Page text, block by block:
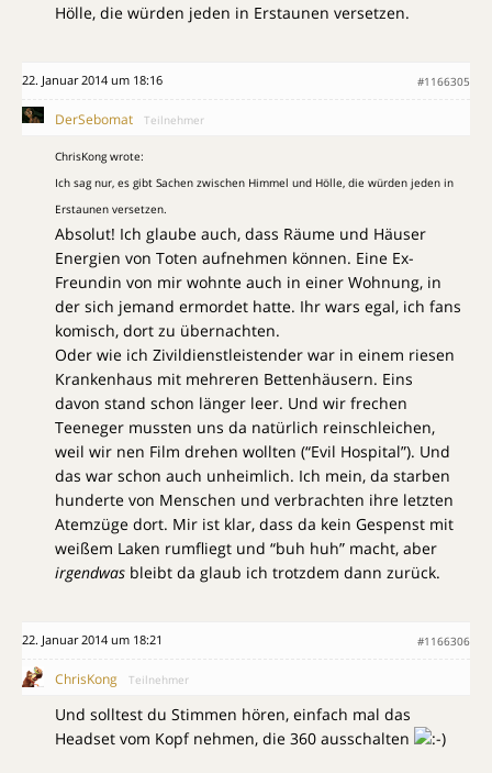
Hölle, die würden jeden in Erstaunen versetzen.
22. Januar 2014 um 18:16 #1166305
DerSebomat Teilnehmer
ChrisKong wrote:
Ich sag nur, es gibt Sachen zwischen Himmel und Hölle, die würden jeden in
Erstaunen versetzen.
Absolut! Ich glaube auch, dass Räume und Häuser
Energien von Toten aufnehmen können. Eine Ex-
Freundin von mir wohnte auch in einer Wohnung, in
der sich jemand ermordet hatte. Ihr wars egal, ich fans
komisch, dort zu übernachten.
Oder wie ich Zivildienstleistender war in einem riesen
Krankenhaus mit mehreren Bettenhäusern. Eins
davon stand schon länger leer. Und wir frechen
Teeneger mussten uns da natürlich reinschleichen,
weil wir nen Film drehen wollten (“Evil Hospital”). Und
das war schon auch unheimlich. Ich mein, da starben
hunderte von Menschen und verbrachten ihre letzten
Atemzüge dort. Mir ist klar, dass da kein Gespenst mit
weißem Laken rumfliegt und “buh huh” macht, aber
irgendwas bleibt da glaub ich trotzdem dann zurück.
22. Januar 2014 um 18:21 #1166306
ChrisKong Teilnehmer
Und solltest du Stimmen hören, einfach mal das
Headset vom Kopf nehmen, die 360 ausschalten